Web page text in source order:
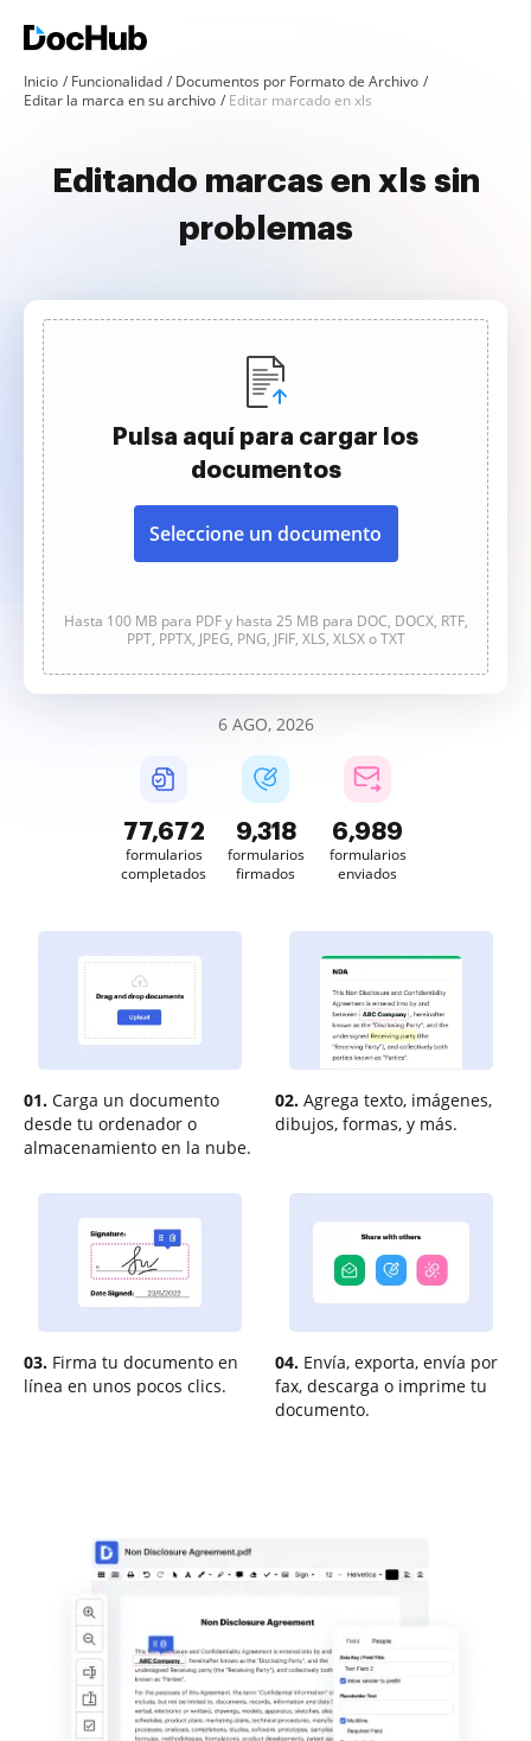
Inicio Funcionalidad
Documentos por Formato de Archivo
Editar la marca en su archivo
Editar marcado en xls
Editando marcas en xls sin
problemas
Pulsa aquí para cargar los
documentos
Seleccione un documento
Hasta 100 MB para PDF y hasta 25 MB para DOC, DOCX, RTF,
PPT, PPTX, JPEG, PNG, JFIF, XLS, XLSX o TXT
6 AGO, 2026
77,672
formularios
completados
9,318
formularios
firmados
6,989
formularios
enviados
01. Carga un documento
desde tu ordenador o
almacenamiento en la nube.
02. Agrega texto, imágenes,
dibujos, formas, y más.
03. Firma tu documento en
línea en unos pocos clics.
04. Envía, exporta, envía por
fax, descarga o imprime tu
documento.